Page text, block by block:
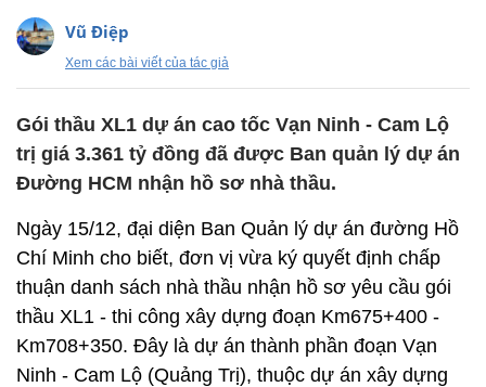
Vũ Điệp
Xem các bài viết của tác giả
Gói thầu XL1 dự án cao tốc Vạn Ninh - Cam Lộ
trị giá 3.361 tỷ đồng đã được Ban quản lý dự án
Đường HCM nhận hồ sơ nhà thầu.
Ngày 15/12, đại diện Ban Quản lý dự án đường Hồ
Chí Minh cho biết, đơn vị vừa ký quyết định chấp
thuận danh sách nhà thầu nhận hồ sơ yêu cầu gói
thầu XL1 - thi công xây dựng đoạn Km675+400 -
Km708+350. Đây là dự án thành phần đoạn Vạn
Ninh - Cam Lộ (Quảng Trị), thuộc dự án xây dựng